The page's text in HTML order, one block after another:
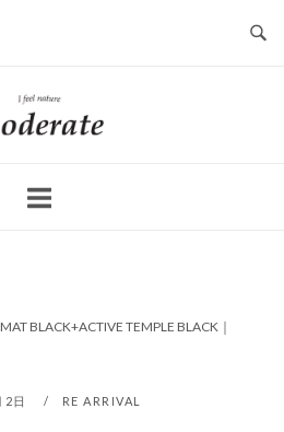
ホ
ー
BLACK+ACTIVE TEMPLE BLACK｜
2日 RE ARRIVAL